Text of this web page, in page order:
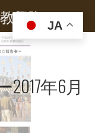
公益財団法人国際仏教興隆協会
年6月
JA